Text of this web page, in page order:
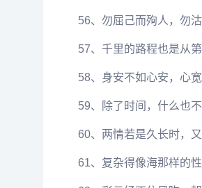
56、勿屈己而殉人，勿
57、千里的路程也是从
58、身安不如心安，心
59、除了时间，什么也
60、两情若是久长时，
61、复杂得像海那样的